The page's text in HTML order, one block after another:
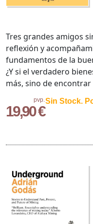
pvp.
19,90 €
Sin Stock.
Tres grandes amigos
reflexión y
fundamentos de la
¿Y si el verdadero
más, sino de